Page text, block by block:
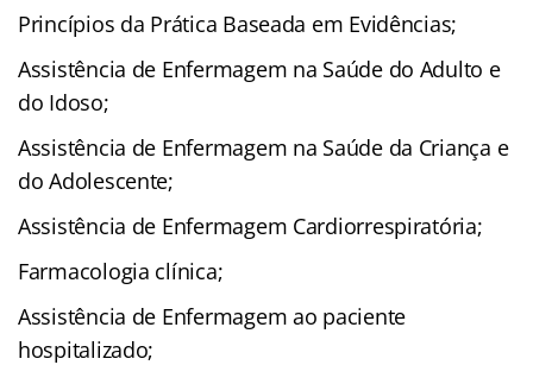
Princípios da Prática Baseada em Evidências;
Assistência de Enfermagem na Saúde do Adulto e
do Idoso;
Assistência de Enfermagem na Saúde da Criança e
do Adolescente;
Assistência de Enfermagem Cardiorrespiratória;
Farmacologia clínica;
Assistência de Enfermagem ao paciente
hospitalizado;